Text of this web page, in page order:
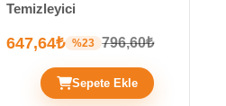
Temizleyici
647,64₺ %23 796,60₺
Sepete Ekle